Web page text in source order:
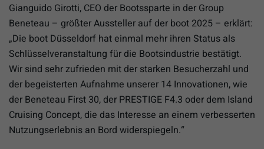
Gianguido Girotti, CEO der Bootssparte in der Group
Beneteau – größter Aussteller auf der boot 2025 – erklärt:
„Die boot Düsseldorf hat einmal mehr ihren Status als
Schlüsselveranstaltung für die Bootsindustrie bestätigt.
Wir sind sehr zufrieden mit der starken Besucherzahl und
der begeisterten Aufnahme unserer 14 Innovationen, wie
der Beneteau First 30, der PRESTIGE F4.3 oder dem Island
Cruising Concept, die das Interesse an einem verbesserten
Nutzungserlebnis an Bord widerspiegeln.“